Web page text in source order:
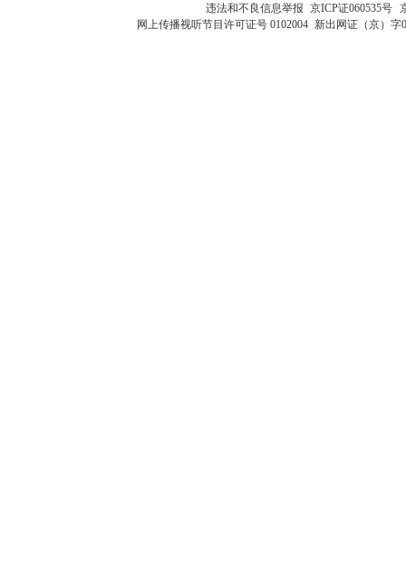
违法和不良信息举报 京ICP证060535号
网上传播视听节目许可证号 0102004 新出网证（京）